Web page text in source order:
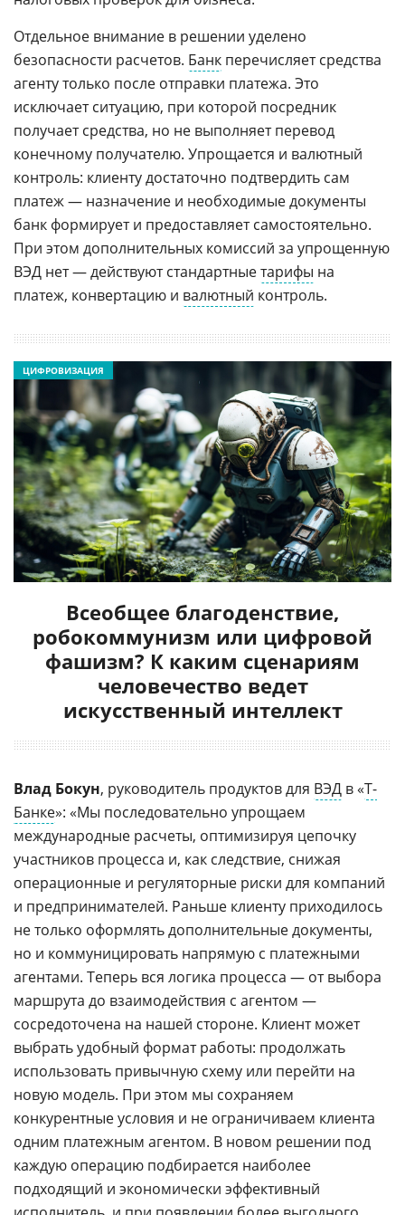
Отдельное внимание в решении уделено
безопасности расчетов. Банк перечисляет средства
агенту только после отправки платежа. Это
исключает ситуацию, при которой посредник
получает средства, но не выполняет перевод
конечному получателю. Упрощается и валютный
контроль: клиенту достаточно подтвердить сам
платеж — назначение и необходимые документы
банк формирует и предоставляет самостоятельно.
При этом дополнительных комиссий за упрощенную
ВЭД нет — действуют стандартныетарифы на
платеж, конвертацию и валютный контроль.
Всеобщее благоденствие,
робокоммунизм или цифровой
фашизм? К каким сценариям
человечество ведет
искусственный интеллект
ЦИФРОВИЗАЦИЯ
Влад Бокун, руководитель продуктов для ВЭД в «Т-
Банке»: «Мы последовательно упрощаем
международные расчеты, оптимизируя цепочку
участников процесса и, как следствие, снижая
операционные и регуляторные риски для компаний
и предпринимателей. Раньше клиенту приходилось
не только оформлять дополнительные документы,
но и коммуницировать напрямую с платежными
агентами. Теперь вся логика процесса — от выбора
маршрута до взаимодействия с агентом —
сосредоточена на нашей стороне. Клиент может
выбрать удобный формат работы: продолжать
использовать привычную схему или перейти на
новую модель. При этом мы сохраняем
конкурентные условия и не ограничиваем клиента
одним платежным агентом. В новом решении под
каждую операцию подбирается наиболее
подходящий и экономически эффективный